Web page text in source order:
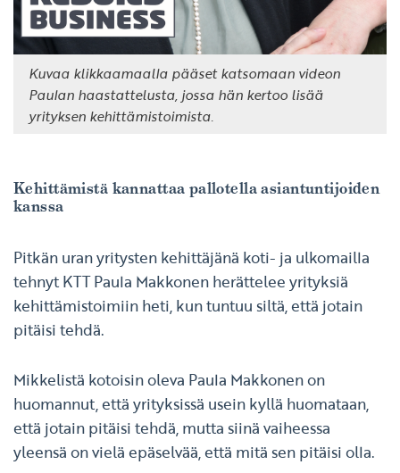
Kuvaa klikkaamaalla pääset katsomaan videon
Paulan haastattelusta, jossa hän kertoo lisää
yrityksen kehittämistoimista.
Kehittämistä kannattaa pallotella asiantuntijoiden
kanssa
Pitkän uran yritysten kehittäjänä koti- ja ulkomailla
tehnyt KTT Paula Makkonen herättelee yrityksiä
kehittämistoimiin heti, kun tuntuu siltä, että jotain
pitäisi tehdä.
Mikkelistä kotoisin oleva Paula Makkonen on
huomannut, että yrityksissä usein kyllä huomataan,
että jotain pitäisi tehdä, mutta siinä vaiheessa
yleensä on vielä epäselvää, että mitä sen pitäisi olla.